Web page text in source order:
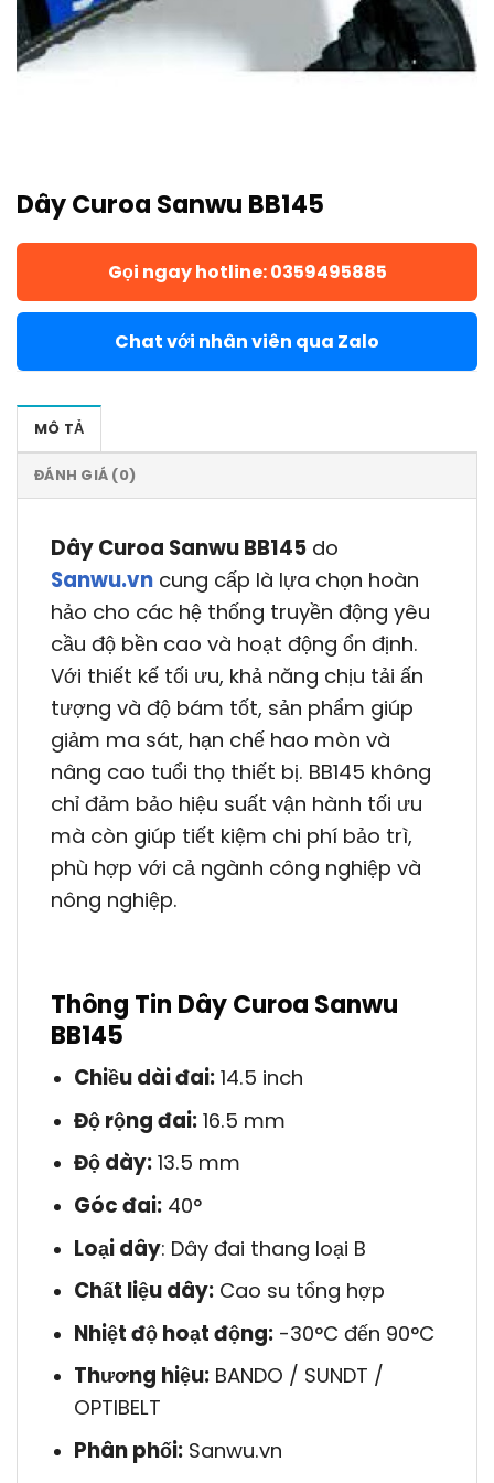
Dây Curoa Sanwu BB145
Gọi ngay hotline: 0359495885
Chat với nhân viên qua Zalo
MÔ TẢ
ĐÁNH GIÁ (0)
Dây Curoa Sanwu BB145 do
Sanwu.vn cung cấp là lựa chọn hoàn
hảo cho các hệ thống truyền động yêu
cầu độ bền cao và hoạt động ổn định.
Với thiết kế tối ưu, khả năng chịu tải ấn
tượng và độ bám tốt, sản phẩm giúp
giảm ma sát, hạn chế hao mòn và
nâng cao tuổi thọ thiết bị. BB145 không
chỉ đảm bảo hiệu suất vận hành tối ưu
mà còn giúp tiết kiệm chi phí bảo trì,
phù hợp với cả ngành công nghiệp và
nông nghiệp.
Thông Tin Dây Curoa Sanwu
BB145
Chiều dài đai:14.5 inch
Độ rộng đai:16.5 mm
Độ dày:13.5 mm
Góc đai:40°
Loại dây: Dây đai thang loại B
Chất liệu dây:Cao su tổng hợp
Nhiệt độ hoạt động:-30°C đến 90°C
Thương hiệu:BANDO / SUNDT /
OPTIBELT
Phân phối:Sanwu.vn